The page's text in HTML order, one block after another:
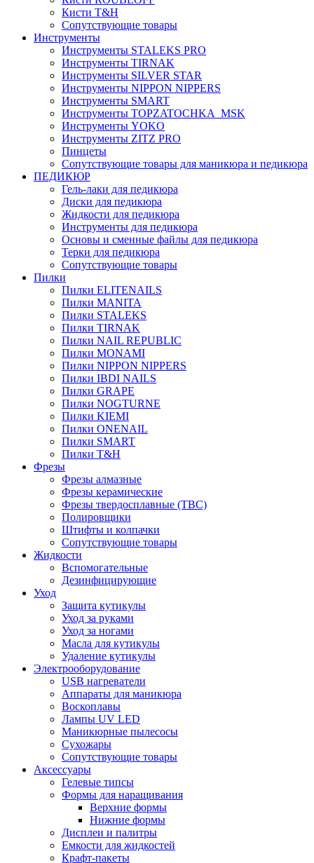
Кисти T&H
Сопутствующие товары
Инструменты
Инструменты STALEKS PRO
Инструменты TIRNAK
Инструменты SILVER STAR
Инструменты NIPPON NIPPERS
Инструменты SMART
Инструменты TOPZATOCHKA_MSK
Инструменты YOKO
Инструменты ZITZ PRO
Пинцеты
Сопутствующие товары для маникюра и педикюра
ПЕДИКЮР
Гель-лаки для педикюра
Диски для педикюра
Жидкости для педикюра
Инструменты для педикюра
Основы и сменные файлы для педикюра
Терки для педикюра
Сопутствующие товары
Пилки
Пилки ELITENAILS
Пилки MANITA
Пилки STALEKS
Пилки TIRNAK
Пилки NAIL REPUBLIC
Пилки MONAMI
Пилки NIPPON NIPPERS
Пилки IBDI NAILS
Пилки GRAPE
Пилки NOGTURNE
Пилки KIEMI
Пилки ONENAIL
Пилки SMART
Пилки T&H
Фрезы
Фрезы алмазные
Фрезы керамические
Фрезы твердосплавные (ТВС)
Полировщики
Штифты и колпачки
Сопутствующие товары
Жидкости
Вспомогательные
Дезинфицирующие
Уход
Защита кутикулы
Уход за руками
Уход за ногами
Масла для кутикулы
Удаление кутикулы
Электрооборудование
USB нагреватели
Аппараты для маникюра
Воскоплавы
Лампы UV LED
Маникюрные пылесосы
Сухожары
Сопутствующие товары
Аксессуары
Гелевые типсы
Формы для наращивания
Верхние формы
Нижние формы
Дисплеи и палитры
Емкости для жидкостей
Крафт-пакеты